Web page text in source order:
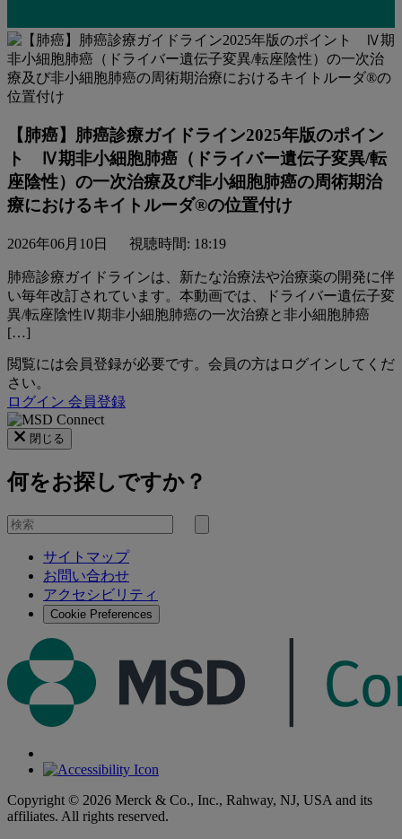
【肺癌】肺癌診療ガイドライン2025年版のポイン
ト Ⅳ期非小細胞肺癌（ドライバー遺伝子変異/転
座陰性）の一次治療及び非小細胞肺癌の周術期治
療におけるキイトルーダ®の位置付け
2026年06月10日 視聴時間: 18:19
肺癌診療ガイドラインは、新たな治療法や治療薬の開発に伴
い毎年改訂されています。本動画では、ドライバー遺伝子変
異/転座陰性Ⅳ期非小細胞肺癌の一次治療と非小細胞肺癌
[…]
閲覧には会員登録が必要です。会員の方はログインしてくだ
さい。
ログイン 会員登録
閉じる
何をお探しですか？
を
検
サイトマップ
お問い合わせ
アクセシビリティ
Cookie Preferences
Copyright © 2026 Merck & Co., Inc., Rahway, NJ, USA and its
affiliates. All rights reserved.